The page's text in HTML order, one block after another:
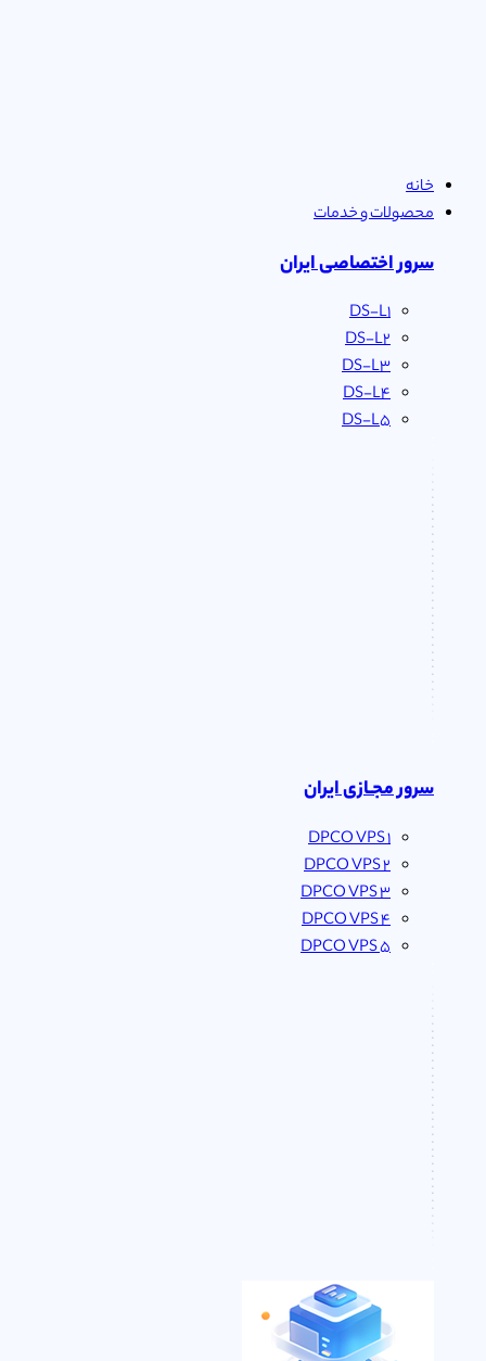
خانه
محصولات و خدمات
سرور اختصاصی ایران
DS-L1
DS-L2
DS-L3
DS-L4
DS-L5
سرور مجـازی ایران
DPCO VPS 1
DPCO VPS 2
DPCO VPS 3
DPCO VPS 4
DPCO VPS 5